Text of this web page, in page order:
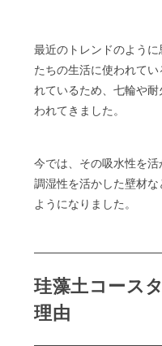
最近のトレンドのよう
たちの生活に使われて
れているため、七輪や
われてきました。
今では、その吸水性を活
調湿性を活かした壁材
ようになりました。
珪藻土コース
理由